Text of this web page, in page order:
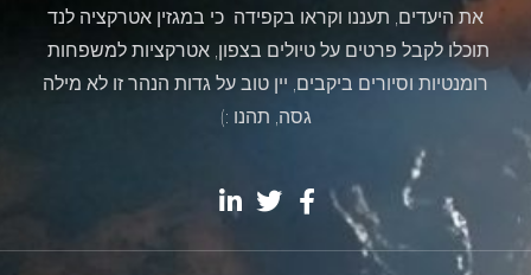
את היעדים, תעננו וקראו בקפידה כי במגזין אטרקציה לנד
תוכלו לקבל פרטים על טיולים בצפון, אטרקציות למשפחות
רומנטיות וסיורים ביקבים, יין טוב על גדות הנהר זו לא מילה
גסה, תהנו :)